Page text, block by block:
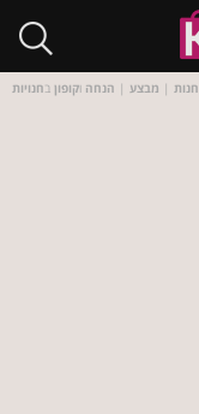
חנות | מבצע | הנחה וקופון בחנויות